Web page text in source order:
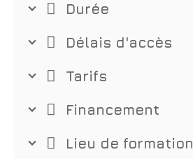
Durée
Délais d'accès
Tarifs
Financement
Lieu de formation